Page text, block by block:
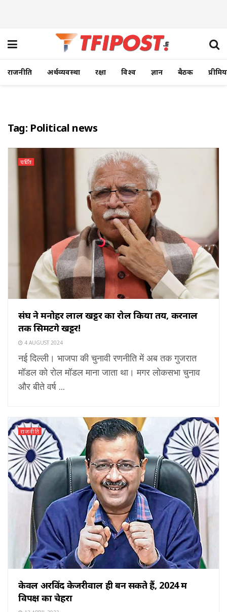
राजनीति अर्थव्यवस्था रक्षा विश्व ज्ञान बैठक
Tag: Political news
चर्चित
संघ ने मनोहर लाल खट्टर का रोल किया तय, करनाल
तक सिमटेंगे खट्टर!
4 AUGUST 2024
नई दिल्ली। भाजपा की चुनावी रणनीति में अब तक गुजरात
मॉडल को रोल मॉडल माना जाता था। मगर लोकसभा चुनाव
और बीते वर्ष ...
राजनीति
केवल अरविंद केजरीवाल ही बन सकते हैं, 2024 में
विपक्ष का चेहरा